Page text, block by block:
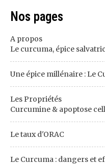
Nos pages
A propos
Le curcuma, épice
Une épice millénaire : Le
Les Propriétés
Curcumine & apoptose
Le taux d'ORAC
Le Curcuma : dangers et